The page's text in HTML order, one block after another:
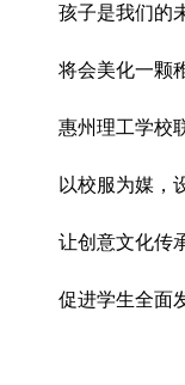
孩子是我们的
将会美化一颗
惠州理工学校
以校服为媒，
让创意文化传
促进学生全面